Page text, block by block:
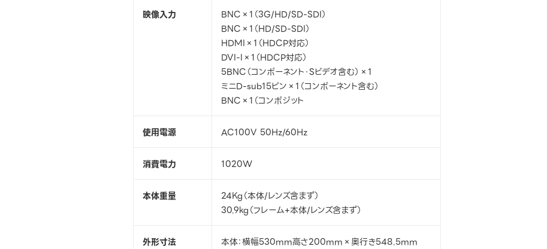
映像入力
BNC×1（3G/HD/SD-SDI）
BNC×1（HD/SD-SDI）
HDMI×1（HDCP対応）
DVI-I×1（HDCP対応）
5BNC（コンポーネント・Sビデオ含む）×1
ミニD-sub15ピン×1（コンポーネント含む）
BNC×1（コンポジット
使用電源 AC100V 50Hz/60Hz
消費電力 1020W
本体重量
24Kg（本体/レンズ含まず）
30.9kg（フレーム+本体/レンズ含まず）
外形寸法
本体：横幅530mm高さ200mm×奥行き548.5mm